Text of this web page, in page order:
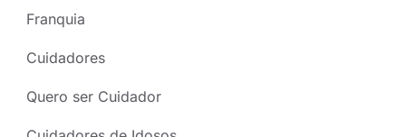
Franquia
Cuidadores
Quero ser Cuidador